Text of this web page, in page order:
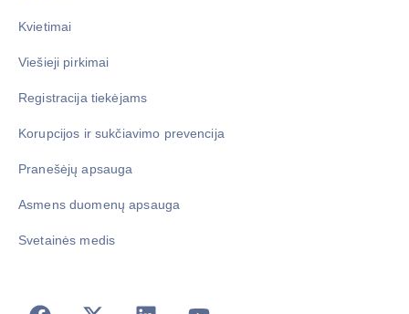
Kvietimai
Viešieji pirkimai
Registracija tiekėjams
Korupcijos ir sukčiavimo prevencija
Pranešėjų apsauga
Asmens duomenų apsauga
Svetainės medis